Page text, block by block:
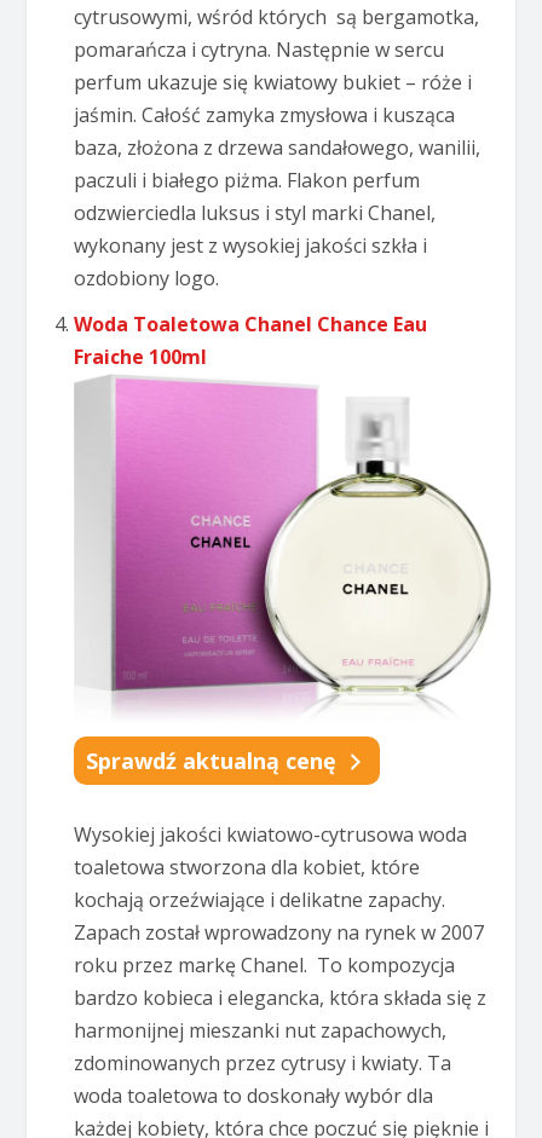
cytrusowymi, wśród których są bergamotka,
pomarańcza i cytryna. Następnie w sercu
perfum ukazuje się kwiatowy bukiet – róże i
jaśmin. Całość zamyka zmysłowa i kusząca
baza, złożona z drzewa sandałowego, wanilii,
paczuli i białego piżma. Flakon perfum
odzwierciedla luksus i styl marki Chanel,
wykonany jest z wysokiej jakości szkła i
ozdobiony logo.
Woda Toaletowa Chanel Chance Eau
Fraiche 100ml
Sprawdź aktualną cenę
Wysokiej jakości kwiatowo-cytrusowa woda
toaletowa stworzona dla kobiet, które
kochają orzeźwiające i delikatne zapachy.
Zapach został wprowadzony na rynek w 2007
roku przez markę Chanel. To kompozycja
bardzo kobieca i elegancka, która składa się z
harmonijnej mieszanki nut zapachowych,
zdominowanych przez cytrusy i kwiaty. Ta
woda toaletowa to doskonały wybór dla
każdej kobiety, która chce poczuć się pięknie i